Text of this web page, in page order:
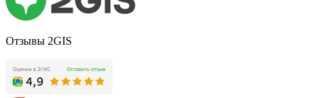
Отзывы 2GIS